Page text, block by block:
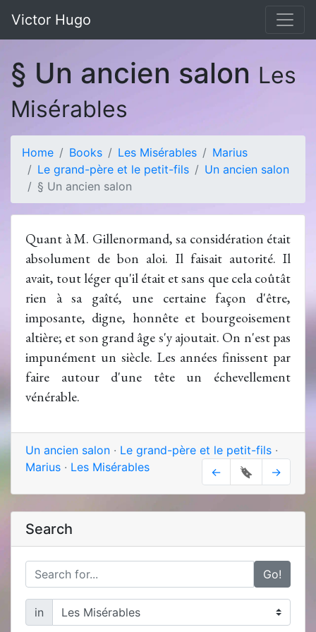
Victor Hugo
§ Un ancien salon Les
Misérables
Home Books Les Misérables
Marius
Le grand-père et le petit-fils
Un ancien salon
§ Un ancien salon
Quant à M. Gillenormand, sa considération était
absolument de bon aloi. Il faisait autorité. Il
avait, tout léger qu'il était et sans que cela coûtât
rien à sa gaîté, une certaine façon d'être,
imposante, digne, honnête et bourgeoisement
altière; et son grand âge s'y ajoutait. On n'est pas
impunément un siècle. Les années finissent par
faire autour d'une tête un échevellement
vénérable.
Un ancien salon · Le grand-père et le petit-fils ·
Marius · Les Misérables ← 🔖 →
Search
Go!
in